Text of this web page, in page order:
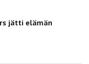
jätti elämän